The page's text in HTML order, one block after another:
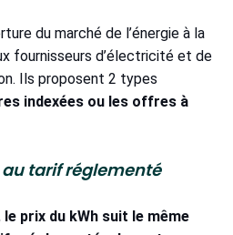
du marché de l’énergie à la
fournisseurs d’électricité et de
Ils proposent 2 types
indexées ou les offres à
au tarif réglementé
le prix du kWh suit le même